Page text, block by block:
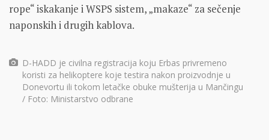
rope“ iskakanje i WSPS sistem, „makaze“ za sečenje
naponskih i drugih kablova.
D-HADD je civilna registracija koju Erbas privremeno
koristi za helikoptere koje testira nakon proizvodnje u
Donevortu ili tokom letačke obuke mušterija u Mančingu
/ Foto: Ministarstvo odbrane